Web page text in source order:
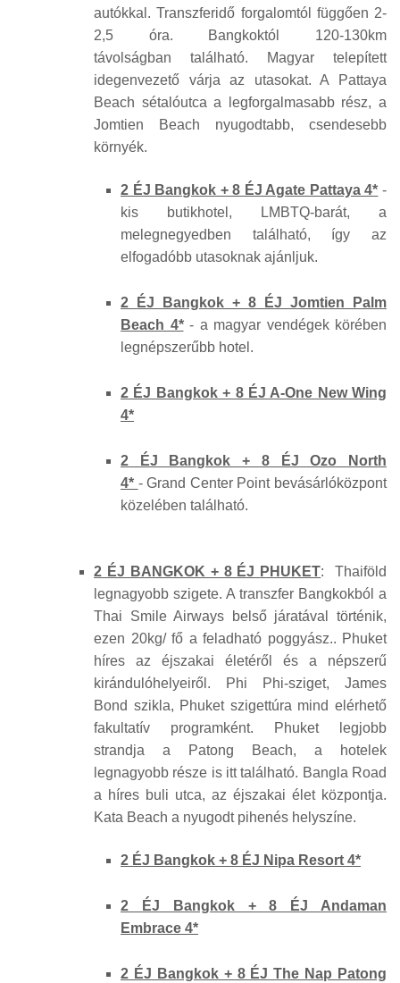
autókkal. Transzferidő forgalomtól függően 2-
2,5 óra. Bangkoktól 120-130km
távolságban található. Magyar telepített
idegenvezető várja az utasokat. A Pattaya
Beach sétalóutca a legforgalmasabb rész, a
Jomtien Beach nyugodtabb, csendesebb
környék.
2 ÉJ Bangkok + 8 ÉJ Agate Pattaya 4* -
kis butikhotel, LMBTQ-barát, a
melegnegyedben található, így az
elfogadóbb utasoknak ajánljuk.
2 ÉJ Bangkok + 8 ÉJ Jomtien Palm
Beach 4*- a magyar vendégek körében
legnépszerűbb hotel.
2 ÉJ Bangkok + 8 ÉJ A-One New Wing
4*
2 ÉJ Bangkok + 8 ÉJ Ozo North
4* - Grand Center Point bevásárlóközpont
közelében található.
2 ÉJ BANGKOK + 8 ÉJ PHUKET: Thaiföld
legnagyobb szigete. A transzfer Bangkokból a
Thai Smile Airways belső járatával történik,
ezen 20kg/ fő a feladható poggyász.. Phuket
híres az éjszakai életéről és a népszerű
kirándulóhelyeiről. Phi Phi-sziget, James
Bond szikla, Phuket szigettúra mind elérhető
fakultatív programként. Phuket legjobb
strandja a Patong Beach, a hotelek
legnagyobb része is itt található. Bangla Road
a híres buli utca, az éjszakai élet központja.
Kata Beach a nyugodt pihenés helyszíne.
2 ÉJ Bangkok + 8 ÉJ Nipa Resort 4*
2 ÉJ Bangkok + 8 ÉJ Andaman
Embrace 4*
2 ÉJ Bangkok + 8 ÉJ The Nap Patong